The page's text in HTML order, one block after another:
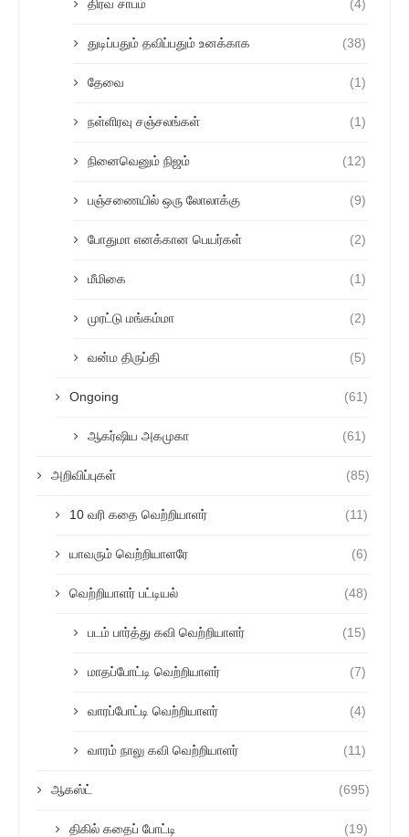
திரவ சாபம் (4)
துடிப்பதும் தவிப்பதும் உனக்காக (38)
தேவை (1)
நள்ளிரவு சஞ்சலங்கள் (1)
நினைவெனும் நிஜம் (12)
பஞ்சணையில் ஒரு லோலாக்கு (9)
போதுமா எனக்கான பெயர்கள் (2)
மீமிகை (1)
முரட்டு மங்கம்மா (2)
வன்ம திருப்தி (5)
Ongoing (61)
ஆகர்ஷிய அகமுகா (61)
அறிவிப்புகள் (85)
10 வரி கதை வெற்றியாளர் (11)
யாவரும் வெற்றியாளரே (6)
வெற்றியாளர் பட்டியல் (48)
படம் பார்த்து கவி வெற்றியாளர் (15)
மாதப்போட்டி வெற்றியாளர் (7)
வாரப்போட்டி வெற்றியாளர் (4)
வாரம் நாலு கவி வெற்றியாளர் (11)
ஆகஸ்ட் (695)
திகில் கதைப் போட்டி (19)